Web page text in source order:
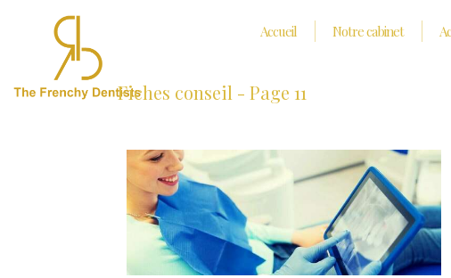
Accueil Notre cabinet
Fiches conseil - Page 11